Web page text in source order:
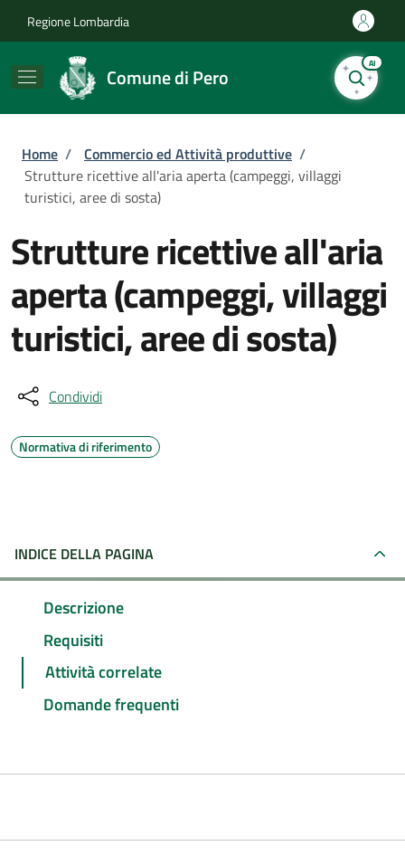
Regione Lombardia
Comune di Pero
AI
Briciole di pane
Home / Commercio ed Attività produttive /
Strutture ricettive all'aria aperta (campeggi, villaggi
turistici, aree di sosta)
Strutture ricettive all'aria
aperta (campeggi, villaggi
turistici, aree di sosta)
Condividi
Normativa di riferimento
INDICE DELLA PAGINA
Descrizione
Requisiti
Attività correlate
Domande frequenti